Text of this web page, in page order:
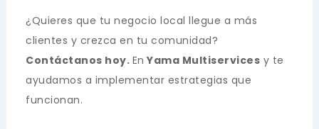
¿Quieres que tu negocio local llegue a más
clientes y crezca en tu comunidad?
Contáctanos hoy. En Yama Multiservices y te
ayudamos a implementar estrategias que
funcionan.